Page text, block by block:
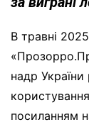
В травні
надр України
посиланням